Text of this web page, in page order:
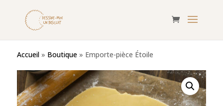
Accueil» Boutique» Emporte-pièce Étoile